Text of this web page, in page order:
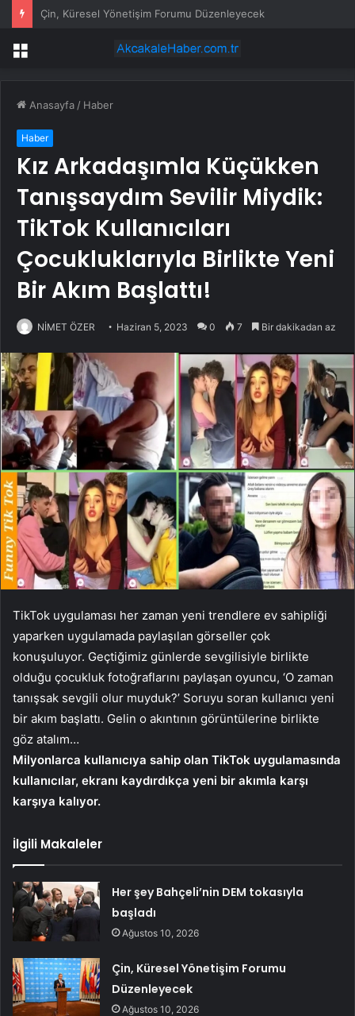
Menü
Anasayfa / Haber
Haber
Kız Arkadaşımla Küçükken
Tanışsaydım Sevilir Miydik:
TikTok Kullanıcıları
Çocukluklarıyla Birlikte Yeni
Bir Akım Başlattı!
NİMET ÖZER Haziran 5, 2023 0 7 Bir dakikadan az
TikTok uygulaması her zaman yeni trendlere ev sahipliği
yaparken uygulamada paylaşılan görseller çok
konuşuluyor. Geçtiğimiz günlerde sevgilisiyle birlikte
olduğu çocukluk fotoğraflarını paylaşan oyuncu, ‘O zaman
tanışsak sevgili olur muyduk?’ Soruyu soran kullanıcı yeni
bir akım başlattı. Gelin o akıntının görüntülerine birlikte
göz atalım…
Milyonlarca kullanıcıya sahip olan TikTok uygulamasında
kullanıcılar, ekranı kaydırdıkça yeni bir akımla karşı
karşıya kalıyor.
İlgili Makaleler
Her şey Bahçeli’nin DEM tokasıyla
başladı
Ağustos 10, 2026
Çin, Küresel Yönetişim Forumu
Düzenleyecek
Ağustos 10, 2026